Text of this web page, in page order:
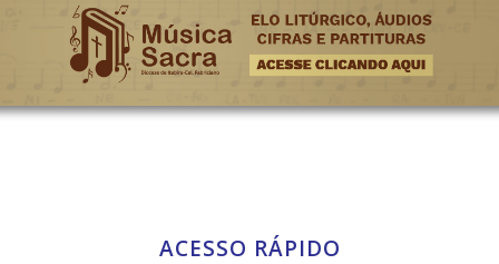
ACESSO RÁPIDO